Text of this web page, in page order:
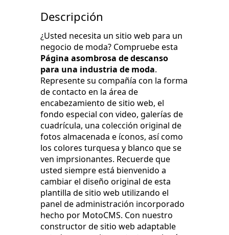
Descripción
¿Usted necesita un sitio web para un
negocio de moda? Compruebe esta
Página asombrosa de descanso
para una industria de moda.
Represente su compañía con la forma
de contacto en la área de
encabezamiento de sitio web, el
fondo especial con video, galerías de
cuadrícula, una colección original de
fotos almacenada e íconos, así como
los colores turquesa y blanco que se
ven imprsionantes. Recuerde que
usted siempre está bienvenido a
cambiar el diseño original de esta
plantilla de sitio web utilizando el
panel de administración incorporado
hecho por MotoCMS. Con nuestro
constructor de sitio web adaptable